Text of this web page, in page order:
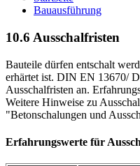
Bauausführung
10.6 Ausschalfristen
Bauteile dürfen entschalt
erhärtet ist. DIN EN 13670/
Ausschalfristen an.
Weitere Hinweise zu
"Betonschalungen und
Erfahrungswerte für